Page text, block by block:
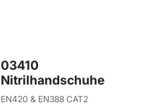
03410
Nitrilhandschuhe
EN420 & EN388 CAT2